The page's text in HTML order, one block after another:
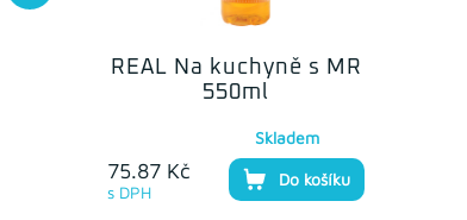
REAL Na kuchyně s MR
550ml
75.87 Kč
s DPH
Skladem
Do košíku